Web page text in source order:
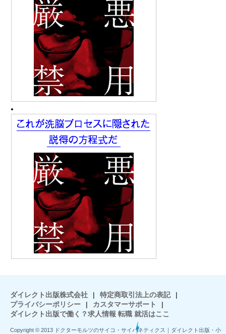
ダイレクト出版株式会社 | 特定商取引法上の表記
|
プライバシーポリシー
| カスタマーサポート
|
ダイレクト出版で働く？求人情報 転職 就活はここ
Copyright © 2013 ドクターモルツのサイコ・サイバネティクス｜ダイレクト出版・小